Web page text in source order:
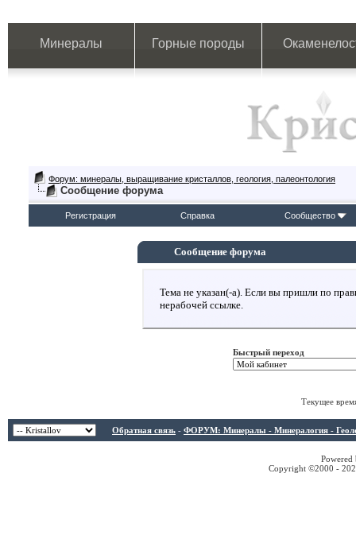
Минералы Горные породы
Форум: минералы, выращивание кристаллов, геология, палеонтология
Сообщение форума
Регистрация Справка Сообщество
Сообщение форума
Тема не указан(-а). Если вы пришли по
нерабочей ссылке.
Быстрый переход
Текущее
Обратная связь - ФОРУМ: Минералы - Минералогия -
Copyright ©2000 -